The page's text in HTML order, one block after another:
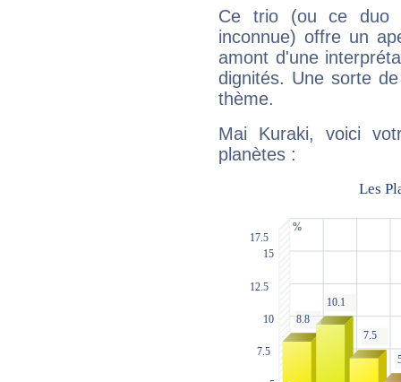
Ce trio (ou ce duo
inconnue) offre un
amont d'une
dignités. Une sorte
thème.
Mai Kuraki, voici
planètes :